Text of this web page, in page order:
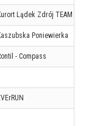
Lądek Zdrój TEAM
Poniewierka
- Compass